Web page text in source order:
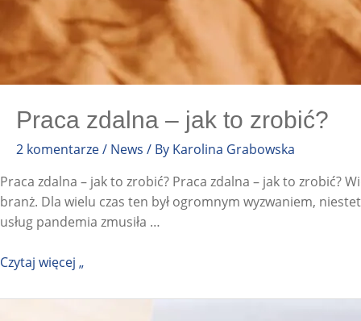
Praca zdalna – jak to zrobić?
2 komentarze/ News / By Karolina Grabowska
Praca zdalna – jak to zrobić? Praca zdalna – jak to zrobić?
branż. Dla wielu czas ten był ogromnym wyzwaniem,
usług pandemia zmusiła …
Czytaj więcej „